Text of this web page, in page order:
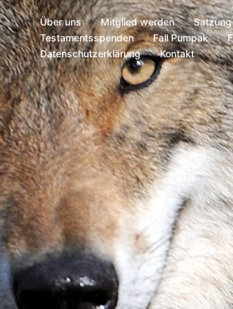
Über uns Mitglied werden Satzung
Testamentsspenden
Fall Pumpak
Datenschutzerklärung
Kontakt